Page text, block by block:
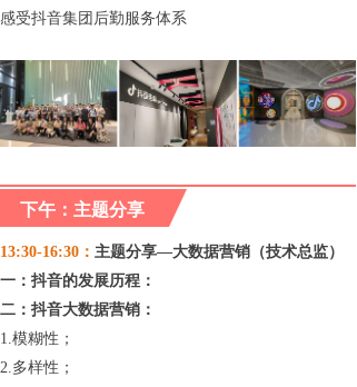
感受抖音集团后勤服务体系
下午：主题分享
13:30-16:30： 主题分享—大数据营销（技术总监）
一：抖音的发展历程：
二：抖音大数据营销：
1.模糊性；
2.多样性；